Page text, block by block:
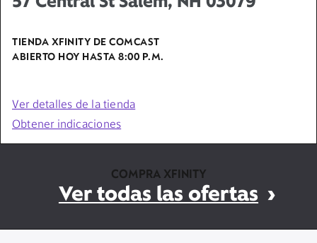
TIENDA XFINITY DE COMCAST
ABIERTO HOY HASTA 8:00 P.M.
Ver detalles de la tienda
Obtener indicaciones
COMPRA XFINITY
Ver todas las ofertas